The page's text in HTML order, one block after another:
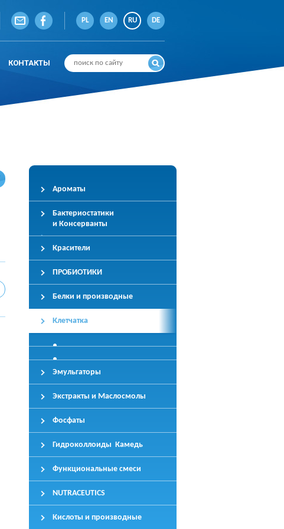
PL EN RU DE
КОНТАКТЫ
Ароматы
Бактериостатики
и Консерванты
Красители
ПРОБИОТИКИ
Белки и производные
Клетчатка
Эмульгаторы
Экстракты и Маслосмолы
Фосфаты
Гидроколлоиды Камедь
Функциональные смеси
NUTRACEUTICS
Кислоты и производные